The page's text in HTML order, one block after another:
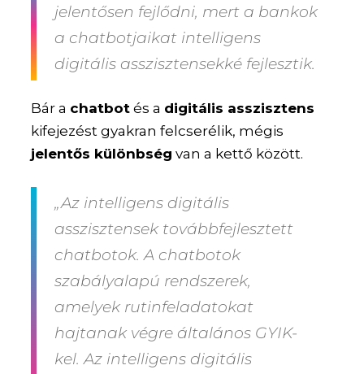
jelentősen fejlődni, mert a bankok
a chatbotjaikat intelligens
digitális asszisztensekké fejlesztik.
Bár a chatbot és a digitális asszisztens
kifejezést gyakran felcserélik, mégis
jelentős különbség van a kettő között.
„Az intelligens digitális
asszisztensek továbbfejlesztett
chatbotok. A chatbotok
szabályalapú rendszerek,
amelyek rutinfeladatokat
hajtanak végre általános GYIK-
kel. Az intelligens digitális